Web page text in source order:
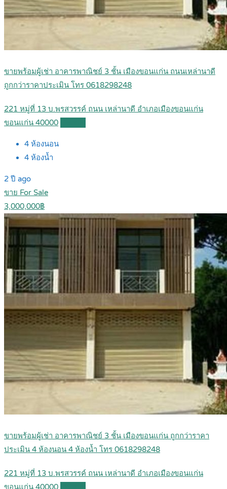
ขายพร้อมผู้เช่า อาคารพาณิชย์ 3 ชั้น เมืองขอนแก่น ถนนเหล่านาดี
ถูกกว่าราคาประเมิน โทร 0618298248
221 หมู่ที่ 13 บ.พรสวรรค์ ถนน เหล่านาดี อำเภอเมืองขอนแก่น
ขอนแก่น 40000
4 ห้องนอน
4 ห้องน้ำ
2 ปี ago
ขาย For Sale
3,000,000฿
ขายพร้อมผู้เช่า อาคารพาณิชย์ 3 ชั้น เมืองขอนแก่น ถูกกว่าราคา
ประเมิน 4 ห้องนอน 4 ห้องน้ำ โทร 0618298248
221 หมู่ที่ 13 บ.พรสวรรค์ ถนน เหล่านาดี อำเภอเมืองขอนแก่น
ขอนแก่น 40000